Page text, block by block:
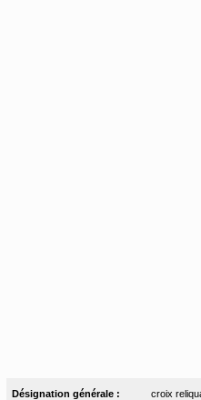
Désignation générale : croix